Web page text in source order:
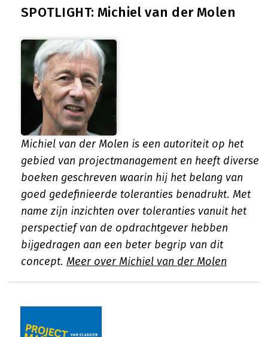
SPOTLIGHT: Michiel van der Molen
Michiel van der Molen is een autoriteit op het
gebied van projectmanagement en heeft diverse
boeken geschreven waarin hij het belang van
goed gedefinieerde toleranties benadrukt. Met
name zijn inzichten over toleranties vanuit het
perspectief van de opdrachtgever hebben
bijgedragen aan een beter begrip van dit
concept. Meer over Michiel van der Molen